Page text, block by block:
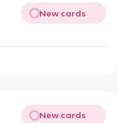
New cards
New cards